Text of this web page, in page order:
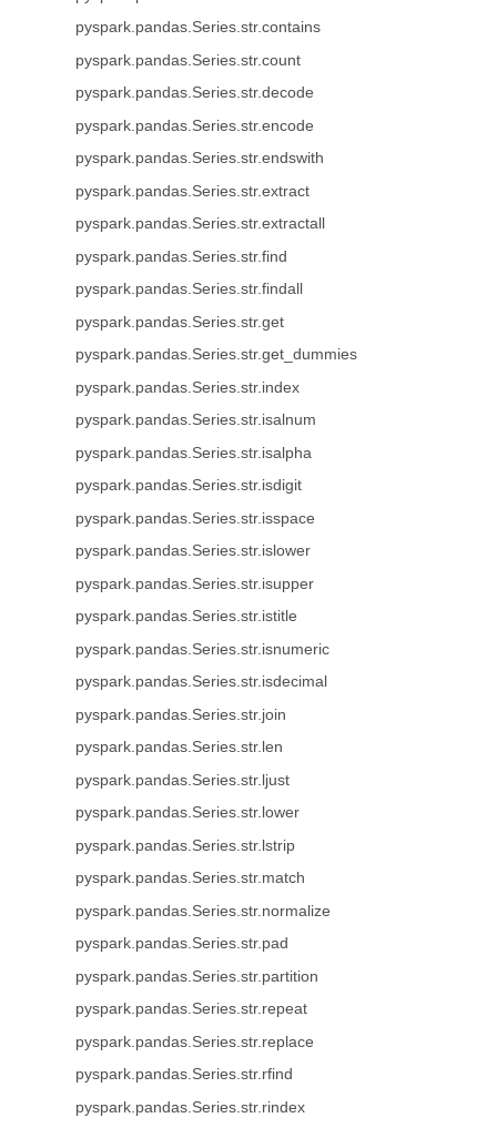
pyspark.pandas.Series.str.contains
pyspark.pandas.Series.str.count
pyspark.pandas.Series.str.decode
pyspark.pandas.Series.str.encode
pyspark.pandas.Series.str.endswith
pyspark.pandas.Series.str.extract
pyspark.pandas.Series.str.extractall
pyspark.pandas.Series.str.find
pyspark.pandas.Series.str.findall
pyspark.pandas.Series.str.get
pyspark.pandas.Series.str.get_dummies
pyspark.pandas.Series.str.index
pyspark.pandas.Series.str.isalnum
pyspark.pandas.Series.str.isalpha
pyspark.pandas.Series.str.isdigit
pyspark.pandas.Series.str.isspace
pyspark.pandas.Series.str.islower
pyspark.pandas.Series.str.isupper
pyspark.pandas.Series.str.istitle
pyspark.pandas.Series.str.isnumeric
pyspark.pandas.Series.str.isdecimal
pyspark.pandas.Series.str.join
pyspark.pandas.Series.str.len
pyspark.pandas.Series.str.ljust
pyspark.pandas.Series.str.lower
pyspark.pandas.Series.str.lstrip
pyspark.pandas.Series.str.match
pyspark.pandas.Series.str.normalize
pyspark.pandas.Series.str.pad
pyspark.pandas.Series.str.partition
pyspark.pandas.Series.str.repeat
pyspark.pandas.Series.str.replace
pyspark.pandas.Series.str.rfind
pyspark.pandas.Series.str.rindex